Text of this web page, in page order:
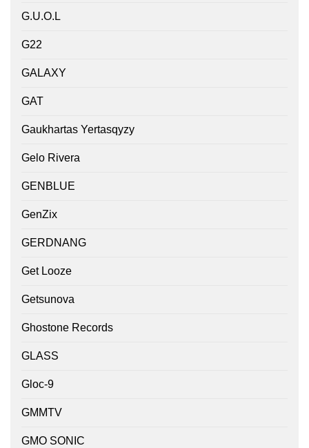
G.U.O.L
G22
GALAXY
GAT
Gaukhartas Yertasqyzy
Gelo Rivera
GENBLUE
GenZix
GERDNANG
Get Looze
Getsunova
Ghostone Records
GLASS
Gloc-9
GMMTV
GMO SONIC